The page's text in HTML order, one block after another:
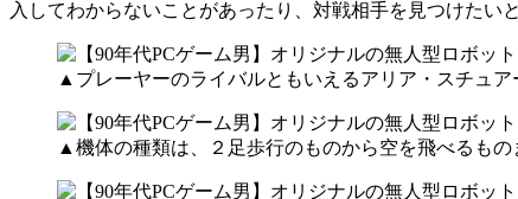
入してわからないことがあったり、対戦相手を見つけたい
▲プレーヤーのライバルともいえるアリア・スチュ
▲機体の種類は、２足歩行のものから空を飛べるも